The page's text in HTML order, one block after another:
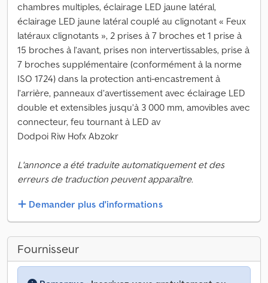
chambres multiples, éclairage LED jaune latéral,
éclairage LED jaune latéral couplé au clignotant « Feux
latéraux clignotants », 2 prises à 7 broches et 1 prise à
15 broches à l’avant, prises non intervertissables, prise à
7 broches supplémentaire (conformément à la norme
ISO 1724) dans la protection anti-encastrement à
l’arrière, panneaux d’avertissement avec éclairage LED
double et extensibles jusqu’à 3 000 mm, amovibles avec
connecteur, feu tournant à LED av
Dodpoi Riw Hofx Abzokr
L'annonce a été traduite automatiquement et des
erreurs de traduction peuvent apparaître.
Demander plus d'informations
Fournisseur